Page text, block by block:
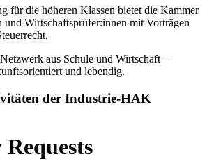
für die höheren Klassen bietet die Kammer
und Wirtschaftsprüfer:innen mit Vorträgen
aus Schule und Wirtschaft –
und lebendig.
der Industrie-HAK